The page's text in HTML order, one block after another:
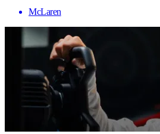
McLaren